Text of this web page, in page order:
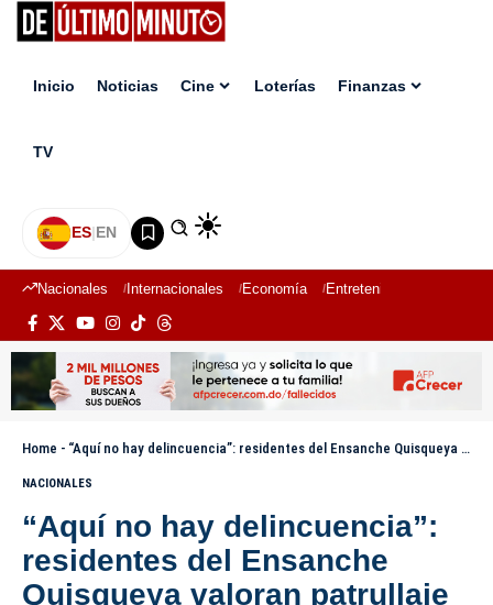
Inicio Noticias Cine Loterías Finanzas
TV
ES|EN
Nacionales Internacionales Economía Entretenimiento
Home - “Aquí no hay delincuencia”: residentes del Ensanche Quisqueya valoran patrullaje policial
NACIONALES
“Aquí no hay delincuencia”:
residentes del Ensanche
Quisqueya valoran patrullaje